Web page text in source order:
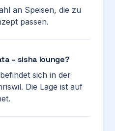
an Speisen, die zu
passen.
– sisha lounge?
sich in der
Die Lage ist auf